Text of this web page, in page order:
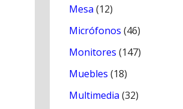
Mesa (12)
Micrófonos (46)
Monitores (147)
Muebles (18)
Multimedia (32)